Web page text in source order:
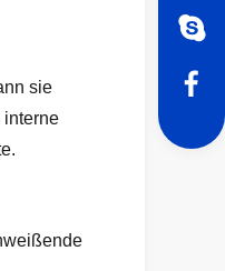
sie
interne